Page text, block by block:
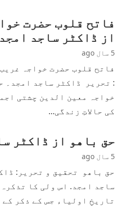
فاتح قلوب حضرت
از ڈاکٹر ساجد امجد
5 سال ago
فاتح قلوب حضرت خواجہ
: تحریر ڈاکٹر ساجد امجد۔
خواجہ معین الدین چشتی
کی حالاتِ زندگی…
حق باھو از ڈاکٹر
5 سال ago
حق باھو تحقیق و تحریر:
ساجد امجد. اس ولی کا
تاریخِ اولیاء جس کے ذکر کے